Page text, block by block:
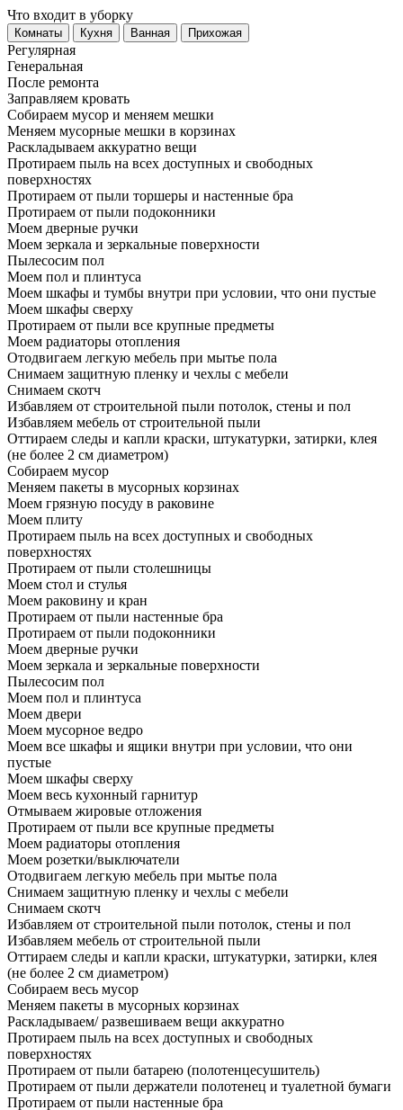
Что входит в уборку
Регу­лярная
Гене­ральная
После ремонта
Заправляем кровать
Собираем мусор и меняем мешки
Меняем мусорные мешки в корзинах
Раскладываем аккуратно вещи
Протираем пыль на всех доступных и свободных
поверхностях
Протираем от пыли торшеры и настенные бра
Протираем от пыли подоконники
Моем дверные ручки
Моем зеркала и зеркальные поверхности
Пылесосим пол
Моем пол и плинтуса
Моем шкафы и тумбы внутри при условии, что они пустые
Моем шкафы сверху
Протираем от пыли все крупные предметы
Моем радиаторы отопления
Отодвигаем легкую мебель при мытье пола
Снимаем защитную пленку и чехлы с мебели
Снимаем скотч
Избавляем от строительной пыли потолок, стены и пол
Избавляем мебель от строительной пыли
Оттираем следы и капли краски, штукатурки, затирки, клея
(не более 2 см диаметром)
Собираем мусор
Меняем пакеты в мусорных корзинах
Моем грязную посуду в раковине
Моем плиту
Протираем пыль на всех доступных и свободных
поверхностях
Протираем от пыли столешницы
Моем стол и стулья
Моем раковину и кран
Протираем от пыли настенные бра
Протираем от пыли подоконники
Моем дверные ручки
Моем зеркала и зеркальные поверхности
Пылесосим пол
Моем пол и плинтуса
Моем двери
Моем мусорное ведро
Моем все шкафы и ящики внутри при условии, что они
пустые
Моем шкафы сверху
Моем весь кухонный гарнитур
Отмываем жировые отложения
Протираем от пыли все крупные предметы
Моем радиаторы отопления
Моем розетки/выключатели
Отодвигаем легкую мебель при мытье пола
Снимаем защитную пленку и чехлы с мебели
Снимаем скотч
Избавляем от строительной пыли потолок, стены и пол
Избавляем мебель от строительной пыли
Оттираем следы и капли краски, штукатурки, затирки, клея
(не более 2 см диаметром)
Собираем весь мусор
Меняем пакеты в мусорных корзинах
Раскладываем/ развешиваем вещи аккуратно
Протираем пыль на всех доступных и свободных
поверхностях
Протираем от пыли батарею (полотенцесушитель)
Протираем от пыли держатели полотенец и туалетной бумаги
Протираем от пыли настенные бра